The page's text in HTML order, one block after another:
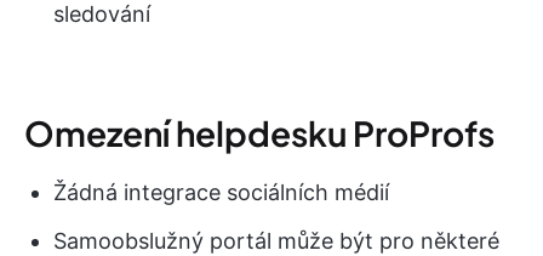
sledování
Omezení helpdesku ProProfs
Žádná integrace sociálních médií
Samoobslužný portál může být pro některé